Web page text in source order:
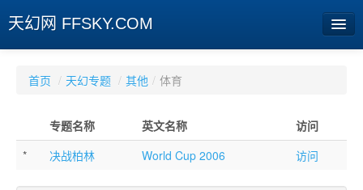
天幻网 FFSKY.COM
周边
首页 / 天幻专题 / 其他 / 体育
专题名称 英文名称
访问
*
决战柏林 World Cup 2006 访问